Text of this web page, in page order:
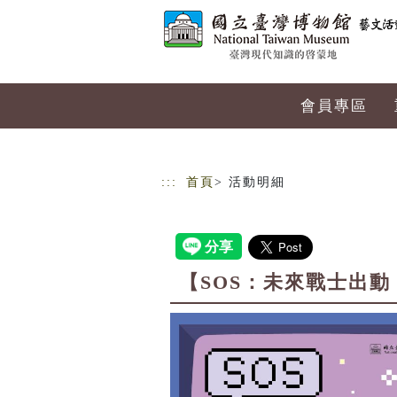
會員專區
::: 首頁 > 活動明細
【SOS：未來戰士出